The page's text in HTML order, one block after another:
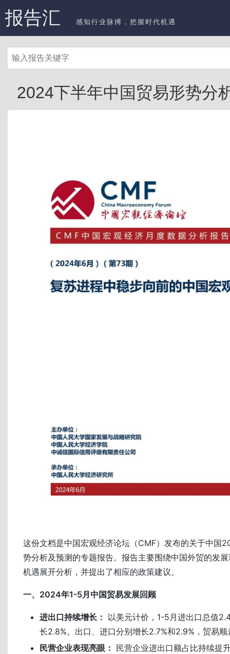
报告汇 感知行业脉搏，把握时代机遇
2024下半年中国贸易形势分
这份文档是中国宏观经济论坛（CMF）发布的关于中国
势分析及预测的专题报告。报告主要围绕中国外贸的发
机遇展开分析，并提出了相应的政策建议。
一、2024年1-5月中国贸易发展回顾
进出口持续增长： 以美元计价，1-5月进出口总值
长2.8%。出口、进口分别增长2.7%和2.9%，贸易
民营企业表现亮眼： 民营企业进出口额占比持续提